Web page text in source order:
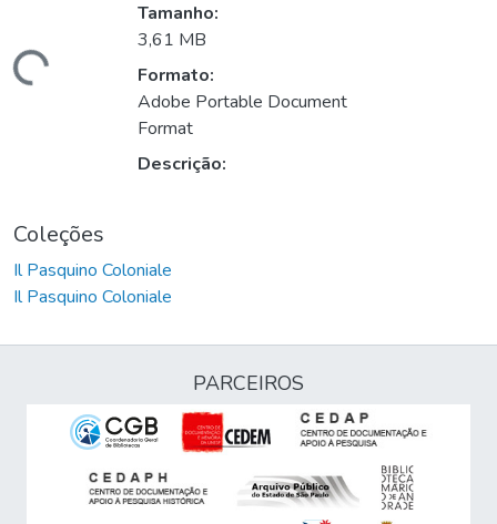
Tamanho:
3,61 MB
Formato:
Adobe Portable Document
Format
Descrição:
Coleções
Il Pasquino Coloniale
Il Pasquino Coloniale
PARCEIROS